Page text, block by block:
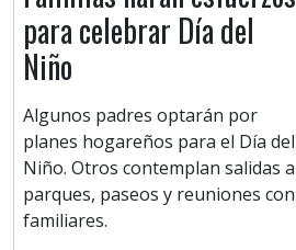
para celebrar Día del
Niño
Algunos padres optarán por
planes hogareños para el Día del
Niño. Otros contemplan salidas a
parques, paseos y reuniones con
familiares.